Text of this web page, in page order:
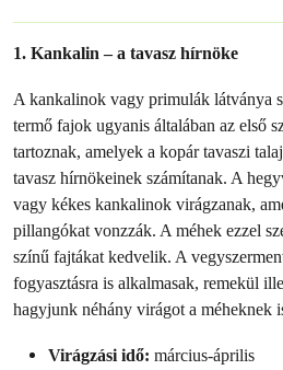
1. Kankalin – a tavasz hírnöke
A kankalinok vagy primulák látványa
termő fajok ugyanis általában az első
tartoznak, amelyek a kopár tavaszi
tavasz hírnökeinek számítanak. A
vagy kékes kankalinok virágzanak,
pillangókat vonzzák. A méhek ezzel
színű fajtákat kedvelik. A
fogyasztásra is alkalmasak, remekül
hagyjunk néhány virágot a méheknek
Virágzási idő: március-április